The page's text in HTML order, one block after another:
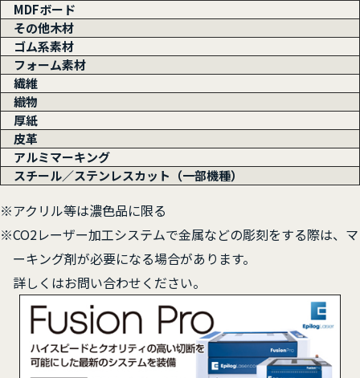
MDFボード
その他木材
ゴム系素材
フォーム素材
繊維
織物
厚紙
皮革
アルミマーキング
スチール／ステンレスカット（一部機種）
※アクリル等は濃色品に限る
※CO2レーザー加工システムで金属などの彫刻をする際は、マ
ーキング剤が必要になる場合があります。
詳しくはお問い合わせください。